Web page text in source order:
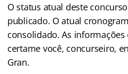
O status atual deste
publicado. O atual
consolidado. As
certame você, concurseiro,
Gran.